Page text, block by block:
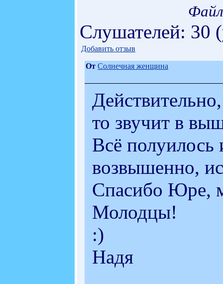
Слушателей: 30
Добавить отзыв
От Солнечная женщина
то звучит в
Всё полуилось
возвышенно,
Спасибо Юре,
Молодцы!
:)
Надя